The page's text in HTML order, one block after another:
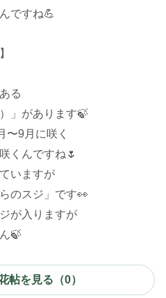
ですね💪
る
」があります🍃
〜9月に咲く
くんですね🌷
いますが
のスジ」です👀
が入りますが
🍃
帖を見る（0）